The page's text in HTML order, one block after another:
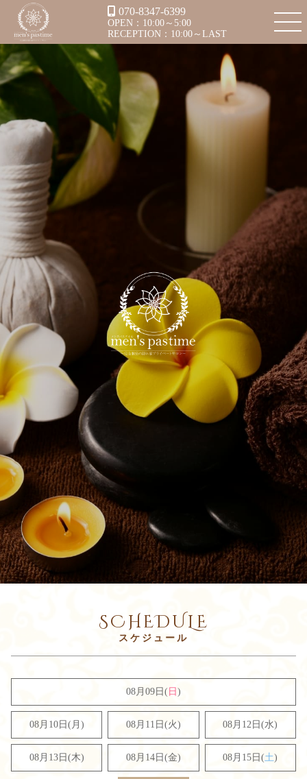
070-8347-6399
OPEN：10:00～5:00
RECEPTION：10:00～LAST
SCHEDULE
08月09日( 日 )
08月10日(月) 08月11日(火) 08月12日(水)
08月13日(木) 08月14日(金) 08月15日(土)